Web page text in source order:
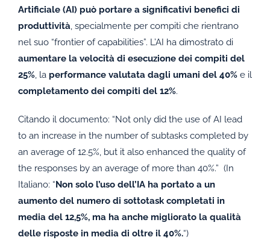
Artificiale (AI) può portare a significativi benefici di
produttività, specialmente per compiti che rientrano
nel suo “frontier of capabilities”. L’AI ha dimostrato di
aumentare la velocità di esecuzione dei compiti del
25%, la performance valutata dagli umani del 40%e il
completamento dei compiti del 12%.
Citando il documento: “Not only did the use of AI lead
to an increase in the number of subtasks completed by
an average of 12.5%, but it also enhanced the quality of
the responses by an average of more than 40%.” (In
Italiano: “Non solo l’uso dell’IA ha portato a un
aumento del numero di sottotask completati in
media del 12,5%, ma ha anche migliorato la qualità
delle risposte in media di oltre il 40%.“)